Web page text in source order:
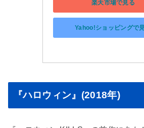
楽天市場で見る
Yahoo!ショッピングで
『ハロウィン』(2018年)